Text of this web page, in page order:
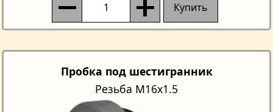
Купить
Пробка под шестигранник
Резьба М16х1.5